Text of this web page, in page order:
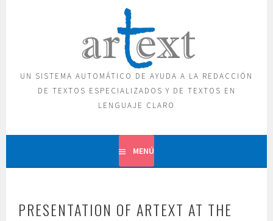
UN SISTEMA AUTOMÁTICO DE AYUDA A LA REDACCIÓN
DE TEXTOS ESPECIALIZADOS Y DE TEXTOS EN
LENGUAJE CLARO
MENÚ
PRESENTATION OF ARTEXT AT THE